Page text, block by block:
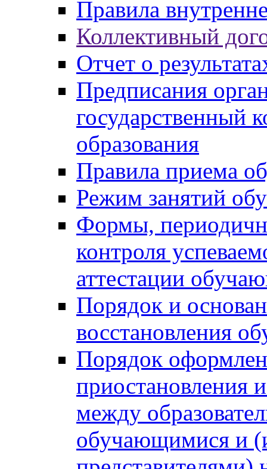
Правила
Коллективный
Отчет о
Предписания
государственный
образования
Правила приема
Режим занятий
Формы,
контроля
аттестации
Порядок и
восстановления
Порядок
приостановления
между
обучающимися и